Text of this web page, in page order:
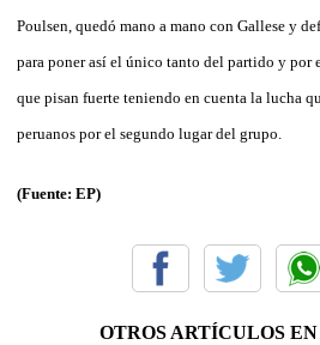
Poulsen, quedó mano a mano con Gallese y
para poner así el único tanto del partido y por
que pisan fuerte teniendo en cuenta la lucha
peruanos por el segundo lugar del grupo.
(Fuente: EP)
OTROS ARTÍCULOS